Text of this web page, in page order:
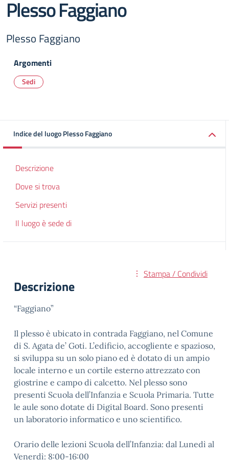
Plesso Faggiano
Plesso Faggiano
Argomenti
Sedi
Indice del luogo Plesso Faggiano
Descrizione
Dove si trova
Servizi presenti
Il luogo è sede di
Stampa / Condividi
Descrizione
“Faggiano”
Il plesso è ubicato in contrada Faggiano, nel Comune
di S. Agata de’ Goti. L’edificio, accogliente e spazioso,
si sviluppa su un solo piano ed è dotato di un ampio
locale interno e un cortile esterno attrezzato con
giostrine e campo di calcetto. Nel plesso sono
presenti Scuola dell’Infanzia e Scuola Primaria. Tutte
le aule sono dotate di Digital Board. Sono presenti
un laboratorio informatico e uno scientifico.
Orario delle lezioni Scuola dell’Infanzia: dal Lunedì al
Venerdì: 8:00-16:00